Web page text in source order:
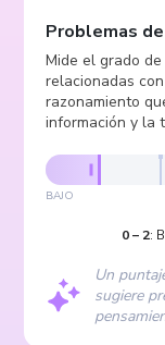
Problemas
Mide el grado
relacionadas
razonamiento
información y la
BAJO
0– 2:
Un
sugiere